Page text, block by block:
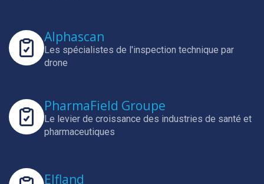
Alphascan
Les spécialistes de l'inspection technique par
drone
PharmaField Groupe
Le levier de croissance des industries de santé et
pharmaceutiques
Elfland